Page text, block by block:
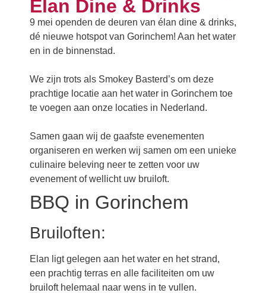
Elan Dine & Drinks
9 mei openden de deuren van élan dine & drinks,
dé nieuwe hotspot van Gorinchem! Aan het water
en in de binnenstad.
We zijn trots als Smokey Basterd’s om deze
prachtige locatie aan het water in Gorinchem toe
te voegen aan onze locaties in Nederland.
Samen gaan wij de gaafste evenementen
organiseren en werken wij samen om een unieke
culinaire beleving neer te zetten voor uw
evenement of wellicht uw bruiloft.
BBQ in Gorinchem
Bruiloften:
Elan ligt gelegen aan het water en het strand,
een prachtig terras en alle faciliteiten om uw
bruiloft helemaal naar wens in te vullen.